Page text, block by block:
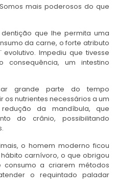
mais poderosos do que
que lhe permita uma
da carne, o forte atributo
evolutivo. Impediu que tivesse
um intestino
grande parte do tempo
nutrientes necessários a um
da mandíbula, que
do crânio, possibilitando
o homem moderno ficou
carnívoro, o que obrigou
a criarem métodos
o requintado paladar